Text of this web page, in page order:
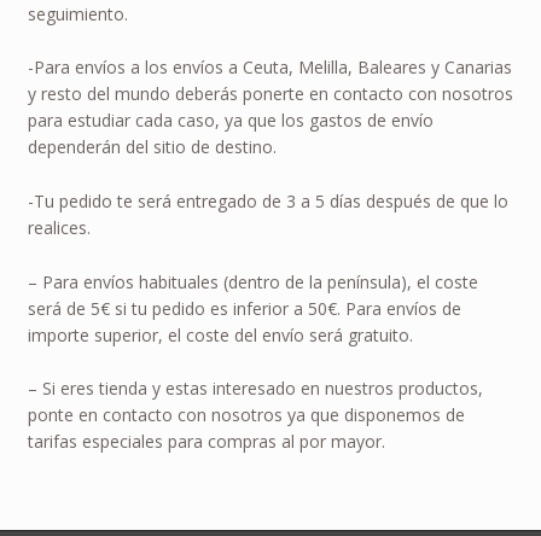
seguimiento.
-Para envíos a los envíos a Ceuta, Melilla, Baleares y Canarias
y resto del mundo deberás ponerte en contacto con nosotros
para estudiar cada caso, ya que los gastos de envío
dependerán del sitio de destino.
-Tu pedido te será entregado de 3 a 5 días después de que lo
realices.
– Para envíos habituales (dentro de la península), el coste
será de 5€ si tu pedido es inferior a 50€. Para envíos de
importe superior, el coste del envío será gratuito.
– Si eres tienda y estas interesado en nuestros productos,
ponte en contacto con nosotros ya que disponemos de
tarifas especiales para compras al por mayor.